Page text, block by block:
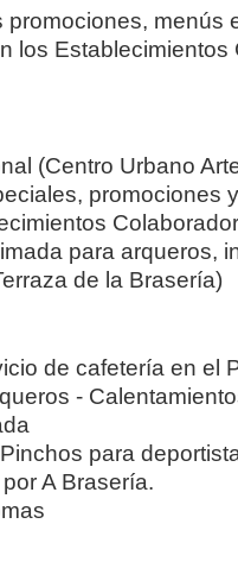
promociones, menús
los Establecimientos
(Centro Urbano
promociones
para arqueros,
de la Brasería)
de cafetería en el
-
para
A Brasería.